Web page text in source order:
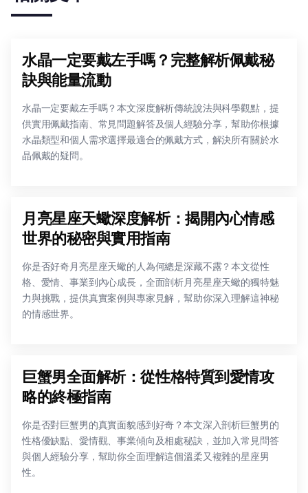
水晶一定要戴左手嗎？完整解析佩戴秘
訣與能量流動
水晶一定要戴左手嗎？本文深度解析傳統說法與科學觀點，提
供實用佩戴指南、常見問題解答及個人經驗分享，幫助你根據
水晶類型和個人需求選擇最適合的佩戴方式，解決所有關於水
晶佩戴的疑問。
月亮星座天蠍深度解析：揭開內心情感
世界的秘密與實用指南
你是否好奇月亮星座天蠍的人為何總是深藏不露？本文從性
格、愛情、事業到內心成長，全面剖析月亮星座天蠍的獨特魅
力與挑戰，提供真實案例與專家見解，幫助你深入理解這神秘
的情感世界。
巨蟹男全面解析：從性格特質到愛情攻
略的終極指南
你是否對巨蟹男的真實面貌感到好奇？本文深入剖析巨蟹男的
性格優缺點、愛情觀、事業傾向及相處秘訣，並加入常見問答
與個人經驗分享，幫助你全面理解這個溫柔又複雜的星座男
性。